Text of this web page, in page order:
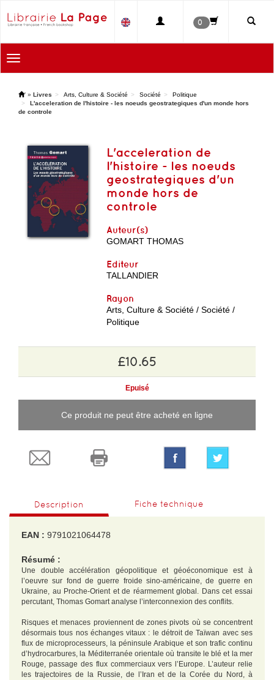
0
Toggle
navigation
' » Livres Arts, Culture & Société Société
Politique
L'acceleration de l'histoire - les noeuds geostrategiques d'un monde hors
de controle
L'acceleration de
l'histoire - les noeuds
geostrategiques d'un
monde hors de
controle
Auteur(s)
GOMART THOMAS
Editeur
TALLANDIER
Rayon
Arts, Culture & Société / Société /
Politique
£10.65
Epuisé
Ce produit ne peut être acheté en ligne
Description Fiche technique
EAN : 9791021064478
Résumé :
Une double accélération géopolitique et géoéconomique est à
l’oeuvre sur fond de guerre froide sino-américaine, de guerre en
Ukraine, au Proche-Orient et de réarmement global. Dans cet essai
percutant, Thomas Gomart analyse l’interconnexion des conflits.
Risques et menaces proviennent de zones pivots où se concentrent
désormais tous nos échanges vitaux : le détroit de Taïwan avec ses
flux de microprocesseurs, la péninsule Arabique et son trafic continu
d’hydrocarbures, la Méditerranée orientale où transite le blé et la mer
Rouge, passage des flux commerciaux vers l’Europe. L’auteur relie
les trajectoires de la Russie, de l’Iran et de la Corée du Nord, à